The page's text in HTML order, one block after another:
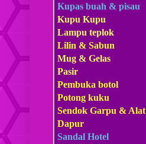
Kupas buah & pisau
Kupu Kupu
Lampu teplok
Lilin & Sabun
Mug & Gelas
Pasir
Pembuka botol
Potong kuku
Sendok Garpu & Alat
Dapur
Sandal Hotel